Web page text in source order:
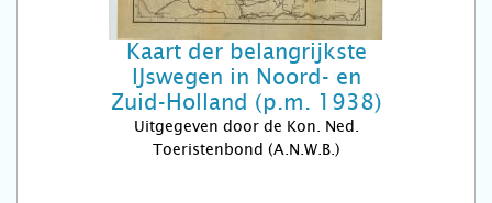
Kaart der belangrijkste
IJswegen in Noord- en
Zuid-Holland (p.m. 1938)
Uitgegeven door de Kon. Ned.
Toeristenbond (A.N.W.B.)